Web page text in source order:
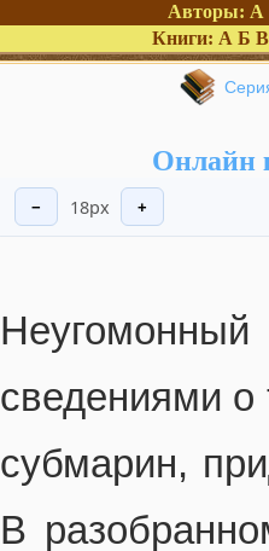
Авторы: А
Книги: А Б В
Онлайн
− 18px +
сведениями о
субмарин,
В